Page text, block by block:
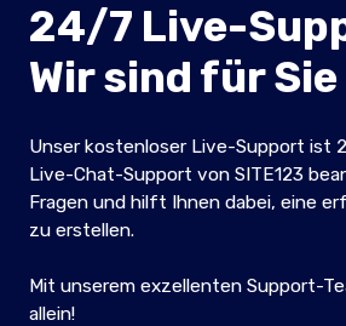
24/7 Live-
Wir sind für Sie
Unser kostenloser Live-Support ist
Live-Chat-Support von SITE123
Fragen und hilft Ihnen dabei, eine
zu erstellen.
Mit unserem exzellenten Support-
allein!